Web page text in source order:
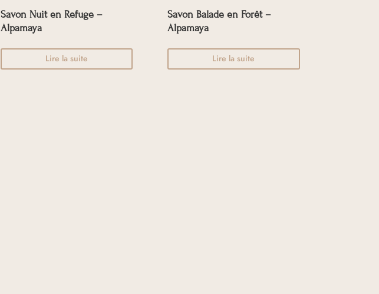
Savon Nuit en Refuge –
Alpamaya
Lire la suite
Savon Balade en Forêt –
Alpamaya
Lire la suite